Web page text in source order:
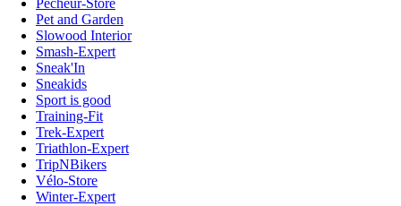
Pecheur-Store
Pet and Garden
Slowood Interior
Smash-Expert
Sneak'In
Sneakids
Sport is good
Training-Fit
Trek-Expert
Triathlon-Expert
TripNBikers
Vélo-Store
Winter-Expert